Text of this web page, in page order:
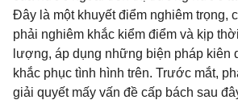
Đây là một khuyết điểm nghiêm trọng,
phải nghiêm khắc kiểm điểm và kịp
lượng, áp dụng những biện pháp kiên
khắc phục tình hình trên. Trước mắt,
giải quyết mấy vấn đề cấp bách sau